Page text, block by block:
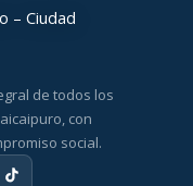
de todos los
con
social.